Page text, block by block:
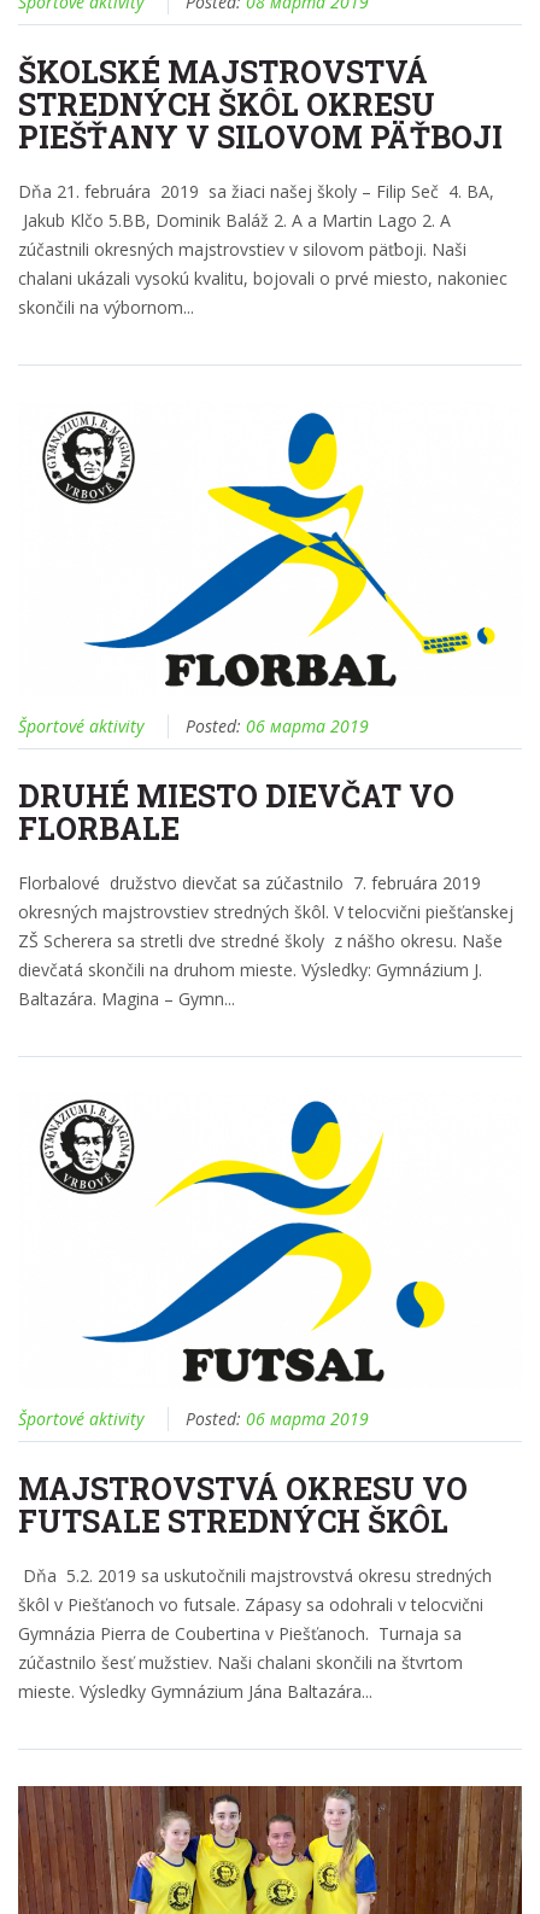
ŠKOLSKÉ MAJSTROVSTVÁ
STREDNÝCH ŠKÔL OKRESU
PIEŠŤANY V SILOVOM PÄŤBOJI
Dňa 21. februára 2019 sa žiaci našej školy – Filip Seč 4. BA,
Jakub Klčo 5.BB, Dominik Baláž 2. A a Martin Lago 2. A
zúčastnili okresných majstrovstiev v silovom päťboji. Naši
chalani ukázali vysokú kvalitu, bojovali o prvé miesto, nakoniec
skončili na výbornom...
Športové aktivity Posted: 06 марта 2019
DRUHÉ MIESTO DIEVČAT VO
FLORBALE
Florbalové družstvo dievčat sa zúčastnilo 7. februára 2019
okresných majstrovstiev stredných škôl. V telocvični piešťanskej
ZŠ Scherera sa stretli dve stredné školy z nášho okresu. Naše
dievčatá skončili na druhom mieste. Výsledky: Gymnázium J.
Baltazára. Magina – Gymn...
Športové aktivity Posted: 06 марта 2019
MAJSTROVSTVÁ OKRESU VO
FUTSALE STREDNÝCH ŠKÔL
Dňa 5.2. 2019 sa uskutočnili majstrovstvá okresu stredných
škôl v Piešťanoch vo futsale. Zápasy sa odohrali v telocvični
Gymnázia Pierra de Coubertina v Piešťanoch. Turnaja sa
zúčastnilo šesť mužstiev. Naši chalani skončili na štvrtom
mieste. Výsledky Gymnázium Jána Baltazára...